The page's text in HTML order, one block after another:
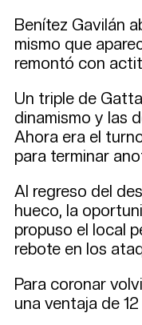
Benítez Gavilán
mismo que
remontó con
Un triple de
dinamismo y las
Ahora era el
para terminar
Al regreso del
hueco, la
propuso el local
rebote en los
Para coronar
una ventaja de